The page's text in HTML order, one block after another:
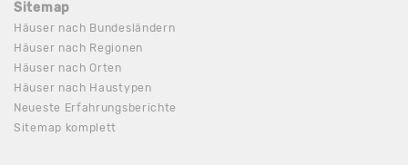
Sitemap
Häuser nach Bundesländern
Häuser nach Regionen
Häuser nach Orten
Häuser nach Haustypen
Neueste Erfahrungsberichte
Sitemap komplett